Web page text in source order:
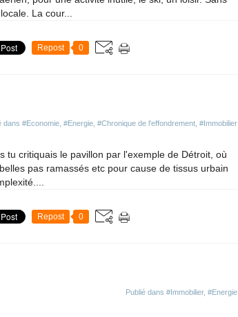
La cour...
Repost 0
dans #Economie #Energie #Chronique de l'effondrement #Immobilier
tu critiquais le pavillon par l'exemple de Détroit, où
pas ramassés etc pour cause de tissus urbain
Repost 0
Publié dans #Immobilier, #Energie